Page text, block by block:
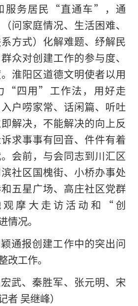
务居民“直通车”，通
家庭情况、生活困难、
方式）化解难题、纾解民
众对创建工作的参与度、
淮阳区道德文明使者以用
“四用”工作法，用好走
户唠家常、话闲篇、听吐
解决，不能解决的向上反
求事事有回音、件件有着
会前，与会同志到川汇区
社区国槐街、小桥办事处
五星广场、高庄社区党群
观摩大走访活动和“创
况。
通报创建工作中的突出问
改工作。
武、秦胜军、张元明、宋
者 吴继峰）